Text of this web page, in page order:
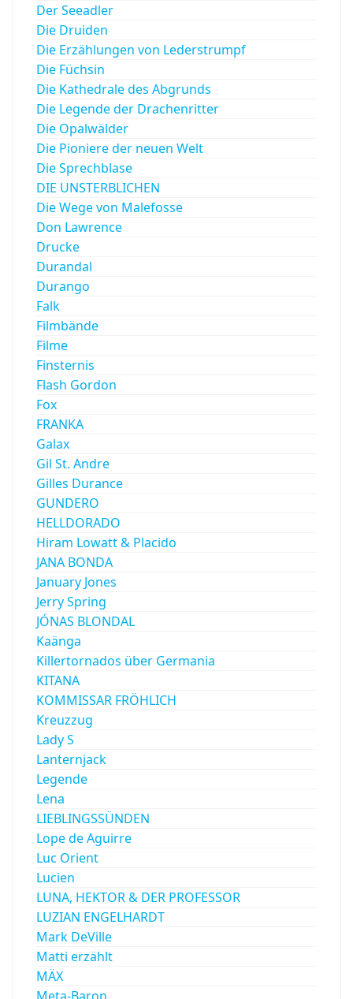
Der Seeadler
Die Druiden
Die Erzählungen von Lederstrumpf
Die Füchsin
Die Kathedrale des Abgrunds
Die Legende der Drachenritter
Die Opalwälder
Die Pioniere der neuen Welt
Die Sprechblase
DIE UNSTERBLICHEN
Die Wege von Malefosse
Don Lawrence
Drucke
Durandal
Durango
Falk
Filmbände
Filme
Finsternis
Flash Gordon
Fox
FRANKA
Galax
Gil St. Andre
Gilles Durance
GUNDERO
HELLDORADO
Hiram Lowatt & Placido
JANA BONDA
January Jones
Jerry Spring
JÓNAS BLONDAL
Kaänga
Killertornados über Germania
KITANA
KOMMISSAR FRÖHLICH
Kreuzzug
Lady S
Lanternjack
Legende
Lena
LIEBLINGSSÜNDEN
Lope de Aguirre
Luc Orient
Lucien
LUNA, HEKTOR & DER PROFESSOR
LUZIAN ENGELHARDT
Mark DeVille
Matti erzählt
MÄX